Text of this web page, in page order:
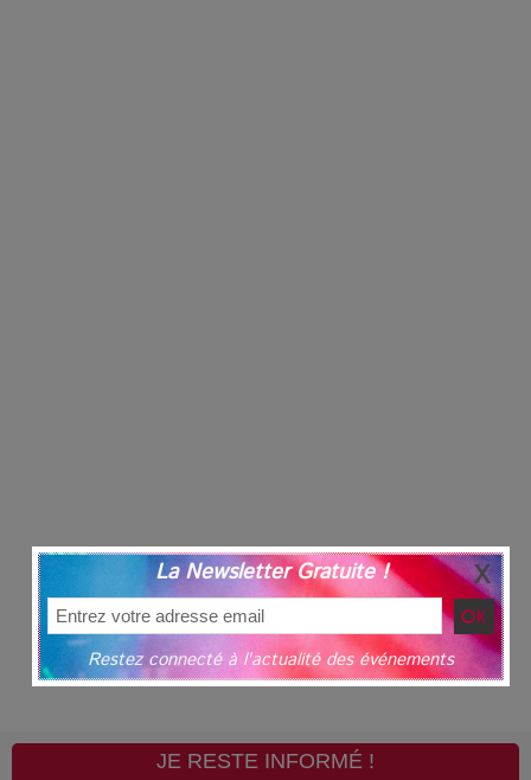
JE RESTE INFORMÉ !
La Newsletter Gratuite !
Restez connecté à l'actualité des événements